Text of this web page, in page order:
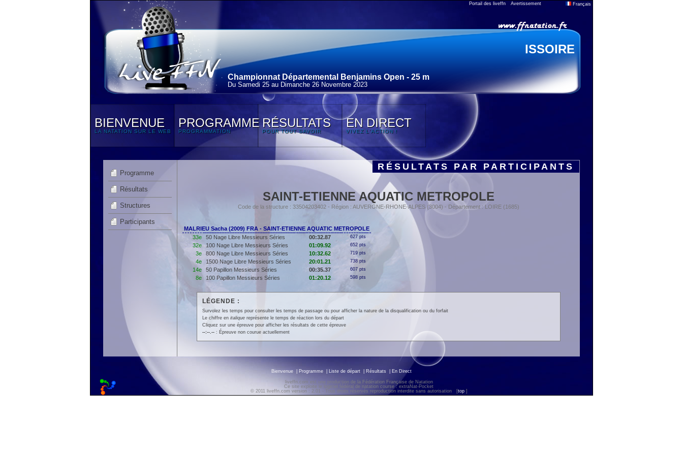
Portail des liveffn Avertissement Français
ISSOIRE
Championnat Départemental Benjamins Open - 25 m
Du Samedi 25 au Dimanche 26 Novembre 2023
BIENVENUE
LA NATATION SUR LE WEB
PROGRAMME
PROGRAMMATION
RÉSULTATS
POUR TOUT SAVOIR
EN DIRECT
VIVEZ L'ACTION !
Programme
Résultats
Structures
Participants
RÉSULTATS PAR PARTICIPANTS
SAINT-ETIENNE AQUATIC METROPOLE
Code de la structure : 33504203402 - Région : AUVERGNE-RHONE-ALPES (3004) - Département : LOIRE (1685)
MALRIEU Sacha (2009) FRA - SAINT-ETIENNE AQUATIC METROPOLE
33e
50 Nage Libre Messieurs Séries 00:32.87 627 pts
32e 100 Nage Libre Messieurs Séries 01:09.92 652 pts
3e 800 Nage Libre Messieurs Séries 10:32.62 719 pts
4e 1500 Nage Libre Messieurs Séries 20:01.21 738 pts
14e 50 Papillon Messieurs Séries 00:35.37 607 pts
8e 100 Papillon Messieurs Séries 01:20.12 598 pts
LÉGENDE :
Survolez les temps pour consulter les temps de passage ou pour afficher la nature de la disqualification ou du forfait
Le chiffre en italiquereprésente le temps de réaction lors du départ
Cliquez sur une épreuve pour afficher les résultats de cette épreuve
--:--.--: Épreuve non courue actuellement
Bienvenue Programme Liste de départ Résultats En Direct
liveffn.com est une production de la Fédération Française de Natation
Ce site exploite le logiciel fédéral de natation course : extraNat-Pocket
© 2011 liveffn.com version : 2.01 - Tous droits réservés reproduction interdite sans autorisation
[top ]